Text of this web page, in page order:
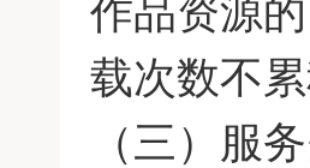
作品资源
载次数不
（三）服